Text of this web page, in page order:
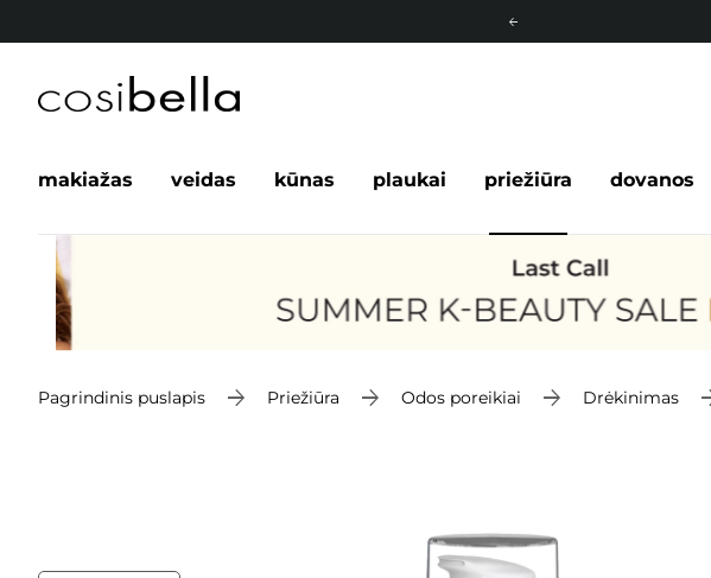
makiažas veidas kūnas plaukai priežiūra dovanos
Pagrindinis puslapis Priežiūra Odos poreikiai Drėkinimas